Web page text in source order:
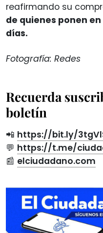
reafirmando su
de quienes ponen
días.
Fotografía: Redes
Recuerda
boletín
📲 https://bit.ly/
💬 https://t.me/
📰 elciudadano.com